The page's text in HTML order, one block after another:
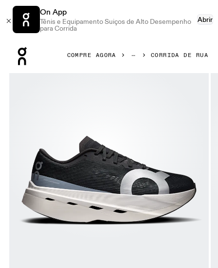
On App
Tênis e Equipamento Suiços de Alto Desempenho
para Corrida
Abrir
COMPRE AGORA CORRIDA DE RUA